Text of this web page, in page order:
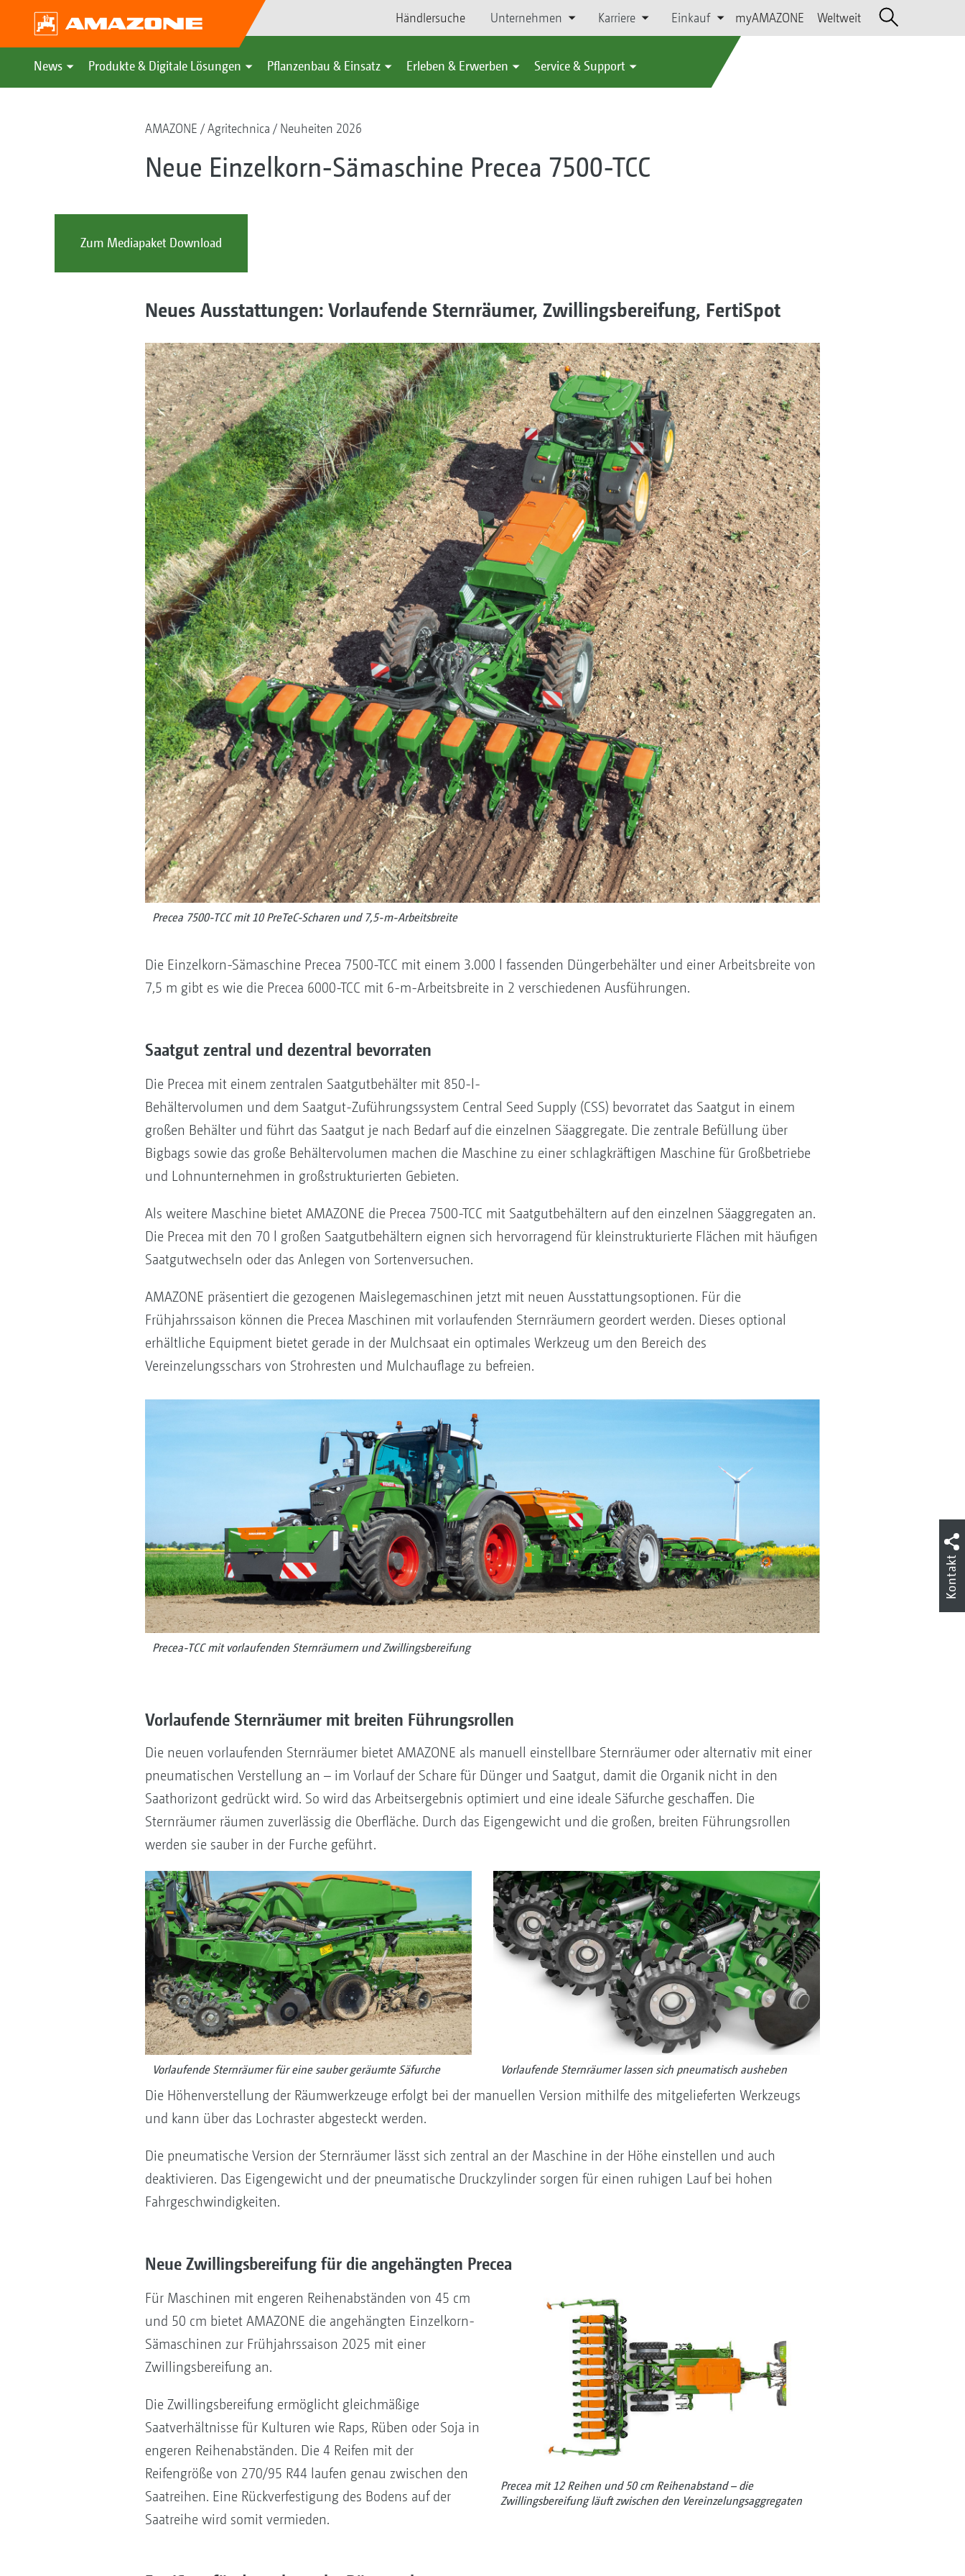
Händlersuche Unternehmen Karriere Einkauf myAMAZONE Weltweit
News Produkte & Digitale Lösungen Pflanzenbau & Einsatz Erleben & Erwerben Service & Support
AMAZONE Agritechnica Neuheiten 2026
Neue Einzelkorn-Sämaschine Precea 7500-TCC
Zum Mediapaket Download
Neues Ausstattungen: Vorlaufende Sternräumer, Zwillingsbereifung, FertiSpot
Precea 7500-TCC mit 10 PreTeC-Scharen und 7,5-m-Arbeitsbreite
Die Einzelkorn-Sämaschine Precea 7500-TCC mit einem 3.000 l fassenden Düngerbehälter und einer Arbeitsbreite von
7,5 m gibt es wie die Precea 6000-TCC mit 6-m-Arbeitsbreite in 2 verschiedenen Ausführungen.
Saatgut zentral und dezentral bevorraten
Die Precea mit einem zentralen Saatgutbehälter mit 850-l-
Behältervolumen und dem Saatgut-Zuführungssystem Central Seed Supply (CSS) bevorratet das Saatgut in einem
großen Behälter und führt das Saatgut je nach Bedarf auf die einzelnen Säaggregate. Die zentrale Befüllung über
Bigbags sowie das große Behältervolumen machen die Maschine zu einer schlagkräftigen Maschine für Großbetriebe
und Lohnunternehmen in großstrukturierten Gebieten.
Als weitere Maschine bietet AMAZONE die Precea 7500-TCC mit Saatgutbehältern auf den einzelnen Säaggregaten an.
Die Precea mit den 70 l großen Saatgutbehältern eignen sich hervorragend für kleinstrukturierte Flächen mit häufigen
Saatgutwechseln oder das Anlegen von Sortenversuchen.
AMAZONE präsentiert die gezogenen Maislegemaschinen jetzt mit neuen Ausstattungsoptionen. Für die
Frühjahrssaison können die Precea Maschinen mit vorlaufenden Sternräumern geordert werden. Dieses optional
erhältliche Equipment bietet gerade in der Mulchsaat ein optimales Werkzeug um den Bereich des
Vereinzelungsschars von Strohresten und Mulchauflage zu befreien.
Precea-TCC mit vorlaufenden Sternräumern und Zwillingsbereifung
Vorlaufende Sternräumer mit breiten Führungsrollen
Die neuen vorlaufenden Sternräumer bietet AMAZONE als manuell einstellbare Sternräumer oder alternativ mit einer
pneumatischen Verstellung an – im Vorlauf der Schare für Dünger und Saatgut, damit die Organik nicht in den
Saathorizont gedrückt wird. So wird das Arbeitsergebnis optimiert und eine ideale Säfurche geschaffen. Die
Sternräumer räumen zuverlässig die Oberfläche. Durch das Eigengewicht und die großen, breiten Führungsrollen
werden sie sauber in der Furche geführt.
Vorlaufende Sternräumer für eine sauber geräumte Säfurche Vorlaufende Sternräumer lassen sich pneumatisch ausheben
Die Höhenverstellung der Räumwerkzeuge erfolgt bei der manuellen Version mithilfe des mitgelieferten Werkzeugs
und kann über das Lochraster abgesteckt werden.
Die pneumatische Version der Sternräumer lässt sich zentral an der Maschine in der Höhe einstellen und auch
deaktivieren. Das Eigengewicht und der pneumatische Druckzylinder sorgen für einen ruhigen Lauf bei hohen
Fahrgeschwindigkeiten.
Neue Zwillingsbereifung für die angehängten Precea
Precea mit 12 Reihen und 50 cm Reihenabstand – die
Zwillingsbereifung läuft zwischen den Vereinzelungsaggregaten
Für Maschinen mit engeren Reihenabständen von 45 cm
und 50 cm bietet AMAZONE die angehängten Einzelkorn-
Sämaschinen zur Frühjahrssaison 2025 mit einer
Zwillingsbereifung an.
Die Zwillingsbereifung ermöglicht gleichmäßige
Saatverhältnisse für Kulturen wie Raps, Rüben oder Soja in
engeren Reihenabständen. Die 4 Reifen mit der
Reifengröße von 270/95 R44 laufen genau zwischen den
Saatreihen. Eine Rückverfestigung des Bodens auf der
Saatreihe wird somit vermieden.
Kontakt